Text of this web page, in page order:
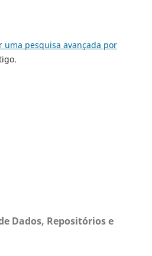
uma pesquisa avançada por
Dados, Repositórios e